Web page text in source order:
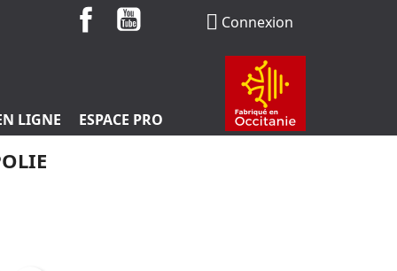
Facebook  Connexion
LIGNE ESPACE PRO